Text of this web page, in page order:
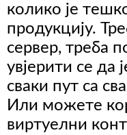
колико је
продукцију.
сервер, треба
увјерити се да
сваки пут са
Или можете
виртуелни